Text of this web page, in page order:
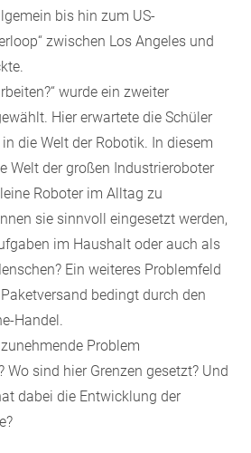
bis hin zum US-
zwischen Los Angeles und
wurde ein zweiter
Hier erwartete die Schüler
die Welt der Robotik. In diesem
Welt der großen Industrieroboter
Roboter im Alltag zu
sie sinnvoll eingesetzt werden,
im Haushalt oder auch als
Ein weiteres Problemfeld
bedingt durch den
Handel.
Problem
Wo sind hier Grenzen gesetzt? Und
dabei die Entwicklung der